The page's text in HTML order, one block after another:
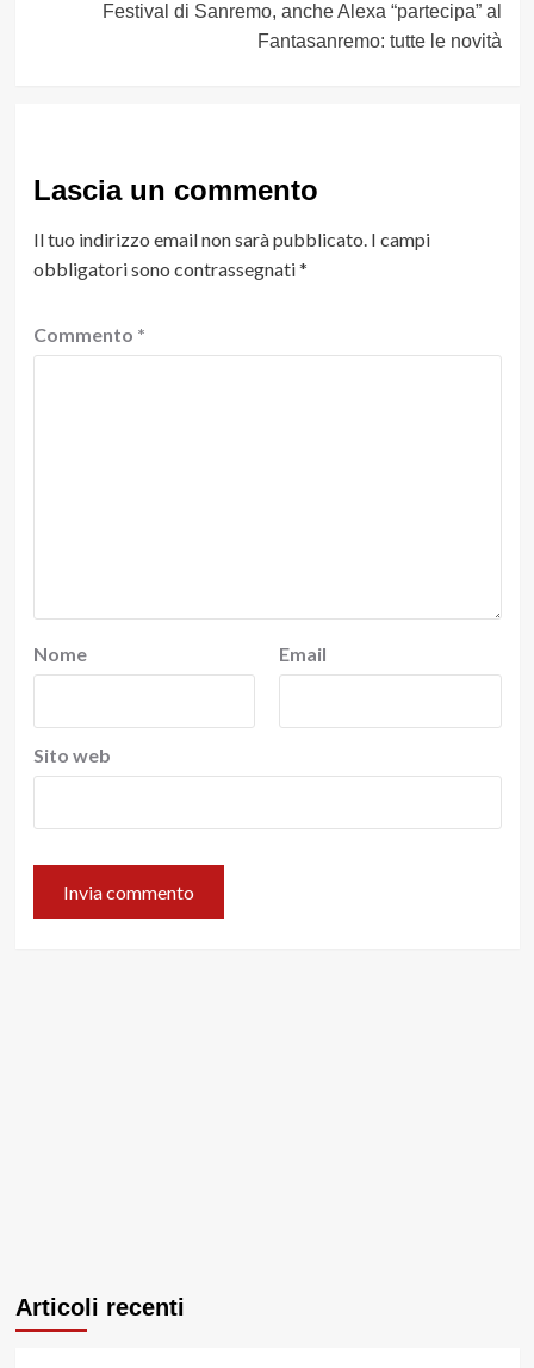
Festival di Sanremo, anche Alexa “partecipa” al
Fantasanremo: tutte le novità
Lascia un commento
Il tuo indirizzo email non sarà pubblicato. I campi
obbligatori sono contrassegnati*
Commento *
Nome Email
Sito web
Articoli recenti